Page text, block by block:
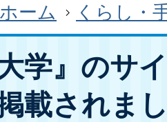
ホーム くらし・
大学』のサ
載されま